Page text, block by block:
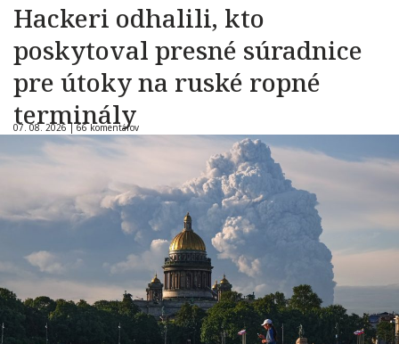
Hackeri odhalili, kto
poskytoval presné súradnice
pre útoky na ruské ropné
terminály
07. 08. 2026 |66 komentárov